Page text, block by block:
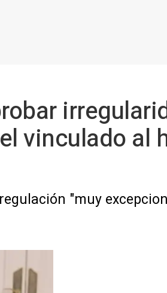
vinculado al
"muy